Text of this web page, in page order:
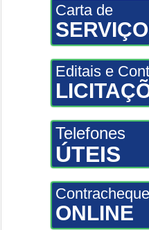
Carta de
Editais e
Telefones
ÚTEIS
Contracheque
ONLINE